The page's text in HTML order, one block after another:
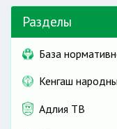
Разделы
База
Кенгаш
Адлия ТВ